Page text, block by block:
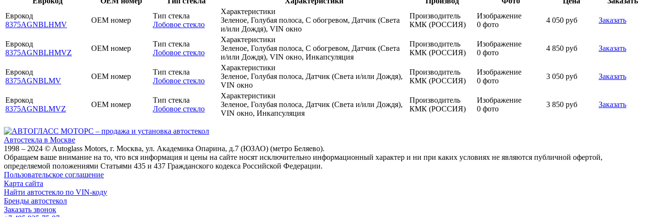
Еврокод
8375AGNBLHMV
OEM номер
Тип стекла
Лобовое стекло
Характеристики
Зеленое, Голубая полоса, С обогревом, Датчик (Света
и/или Дождя), VIN окно
Производитель
КМК (РОССИЯ)
Изображение
0 фото
4 050 руб Заказать
Еврокод
8375AGNBLHMVZ
OEM номер
Тип стекла
Лобовое стекло
Характеристики
Зеленое, Голубая полоса, С обогревом, Датчик (Света
и/или Дождя), VIN окно, Инкапсуляция
Производитель
КМК (РОССИЯ)
Изображение
0 фото
4 850 руб Заказать
Еврокод
8375AGNBLMV
OEM номер
Тип стекла
Лобовое стекло
Характеристики
Зеленое, Голубая полоса, Датчик (Света и/или Дождя),
VIN окно
Производитель
КМК (РОССИЯ)
Изображение
0 фото
3 050 руб Заказать
Еврокод
8375AGNBLMVZ
OEM номер
Тип стекла
Лобовое стекло
Характеристики
Зеленое, Голубая полоса, Датчик (Света и/или Дождя),
VIN окно, Инкапсуляция
Производитель
КМК (РОССИЯ)
Изображение
0 фото
3 850 руб Заказать
Автостекла в Москве
1998 – 2024 © Autoglass Motors, г. Москва, ул. Академика Опарина, д.7 (ЮЗАО) (метро Беляево).
Обращаем ваше внимание на то, что вся информация и цены на сайте носят исключительно информационный характер и ни при каких условиях не являются публичной офертой,
определяемой положениями Статьями 435 и 437 Гражданского кодекса Российской Федерации.
Пользовательское соглашение
Карта сайта
Найти автостекло по VIN-коду
Бренды автостекол
Заказать звонок